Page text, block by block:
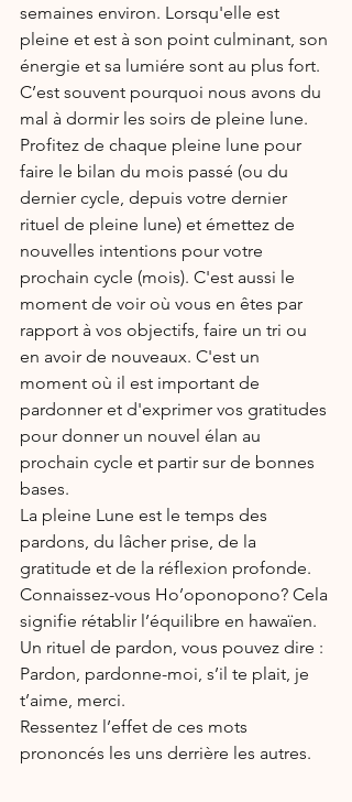
semaines environ. Lorsqu'elle est
pleine et est à son point culminant, son
énergie et sa lumiére sont au plus fort.
C’est souvent pourquoi nous avons du
mal à dormir les soirs de pleine lune.
Profitez de chaque pleine lune pour
faire le bilan du mois passé (ou du
dernier cycle, depuis votre dernier
rituel de pleine lune) et émettez de
nouvelles intentions pour votre
prochain cycle (mois). C'est aussi le
moment de voir où vous en êtes par
rapport à vos objectifs, faire un tri ou
en avoir de nouveaux. C'est un
moment où il est important de
pardonner et d'exprimer vos gratitudes
pour donner un nouvel élan au
prochain cycle et partir sur de bonnes
bases.
La pleine Lune est le temps des
pardons, du lâcher prise, de la
gratitude et de la réflexion profonde.
Connaissez-vous Ho’oponopono? Cela
signifie rétablir l’équilibre en hawaïen.
Un rituel de pardon, vous pouvez dire :
Pardon, pardonne-moi, s’il te plait, je
t’aime, merci.
Ressentez l’effet de ces mots
prononcés les uns derrière les autres.